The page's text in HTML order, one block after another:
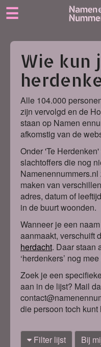
☰
Wie kun
Alle 104.000
zijn vervolgd en de
staan op Namen
afkomstig van de
Onder 'Te
slachtoffers die nog
maken van
adres, datum of
in de buurt woonden.
Wanneer je een
aanmaakt, verschuift
herdacht. Daar staan
‘herdenkers’ nog
Zoek je een
aan in de lijst? Mail
die persoon toch kunt
Filter lijst Bij